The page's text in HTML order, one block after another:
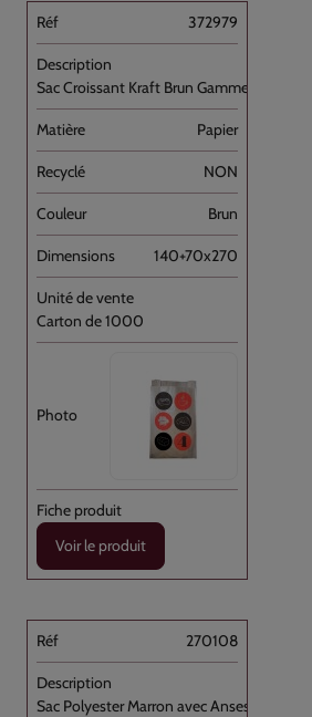
372979
Sac Croissant Kraft Brun Gamme "Nuance"
Papier
NON
Brun
140+70x270
Carton de 1000
Voir le produit
270108
Sac Polyester Marron avec Anses Imprimé